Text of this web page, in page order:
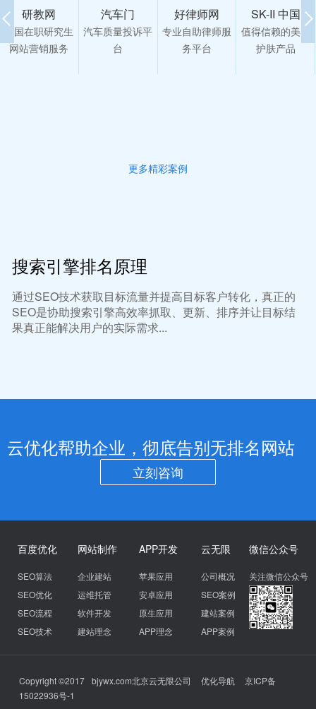
研教网
中国在职研究生
网站营销服务
汽车门
汽车质量投诉平
台
好律师网
专业自助律师服
务平台
SK-II 中国
值得信赖的美容
护肤产品
更多精彩案例
搜索引擎排名原理
通过SEO技术获取目标流量并提高目标客户转化，真正的
SEO是协助搜索引擎高效率抓取、更新、排序并让目标结
果真正能解决用户的实际需求...
云优化帮助企业，彻底告别无排名网站
立刻咨询
百度优化
SEO算法
SEO优化
SEO流程
SEO技术
网站制作
企业建站
运维托管
软件开发
建站理念
APP开发
苹果应用
安卓应用
原生应用
APP理念
云无限
公司概况
SEO案例
建站案例
APP案例
微信公众号
关注微信公众号
Copyright ©2017 bjywx.com北京云无限公司 优化导航
京ICP备
15022936号-1